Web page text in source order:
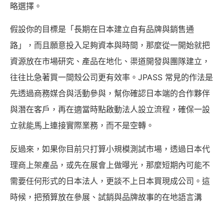
略選擇。
假設你的目標是「長期在日本建立自有品牌與銷售通
路」，而且願意投入足夠資本與時間，那麼從一開始就把
資源放在市場研究、產品在地化、渠道開發與團隊建立，
往往比急著買一間殼公司更有效率。JPASS 常見的作法是
先透過商務媒合與活動參與，幫你確認日本端的合作夥伴
與潛在客戶，再在適當時點啟動法人設立流程，確保一設
立就能馬上連接實際業務，而不是空轉。
反過來，如果你目前只打算小規模測試市場，透過日本代
理商上架產品，或先在展會上做曝光，那麼短期內可能不
需要任何形式的日本法人，更談不上日本買現成公司。這
時候，把預算放在參展、試銷與品牌故事的在地語言溝